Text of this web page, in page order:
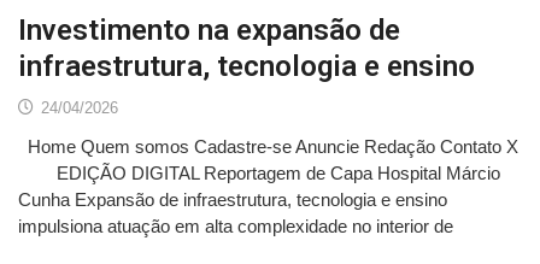
Investimento na expansão de
infraestrutura, tecnologia e ensino
24/04/2026
Home Quem somos Cadastre-se Anuncie Redação Contato X
EDIÇÃO DIGITAL Reportagem de Capa Hospital Márcio
Cunha Expansão de infraestrutura, tecnologia e ensino
impulsiona atuação em alta complexidade no interior de